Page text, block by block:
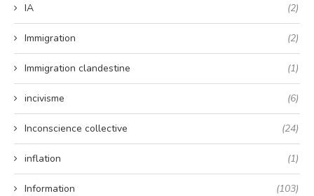
IA (2)
Immigration (2)
Immigration clandestine (1)
incivisme (6)
Inconscience collective (24)
inflation (1)
Information (103)